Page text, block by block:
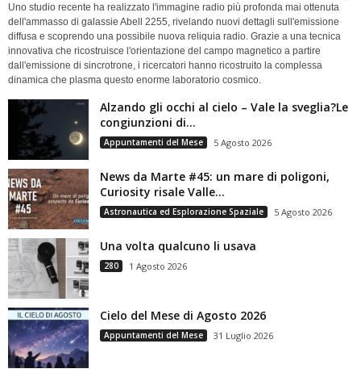
Uno studio recente ha realizzato l'immagine radio più profonda mai ottenuta
dell'ammasso di galassie Abell 2255, rivelando nuovi dettagli sull'emissione
diffusa e scoprendo una possibile nuova reliquia radio. Grazie a una tecnica
innovativa che ricostruisce l'orientazione del campo magnetico a partire
dall'emissione di sincrotrone, i ricercatori hanno ricostruito la complessa
dinamica che plasma questo enorme laboratorio cosmico.
Alzando gli occhi al cielo – Vale la sveglia?Le
congiunzioni di...
Appuntamenti del Mese 5 Agosto 2026
News da Marte #45: un mare di poligoni,
Curiosity risale Valle...
Astronautica ed Esplorazione Spaziale 5 Agosto 2026
Una volta qualcuno li usava
280 1 Agosto 2026
Cielo del Mese di Agosto 2026
Appuntamenti del Mese 31 Luglio 2026